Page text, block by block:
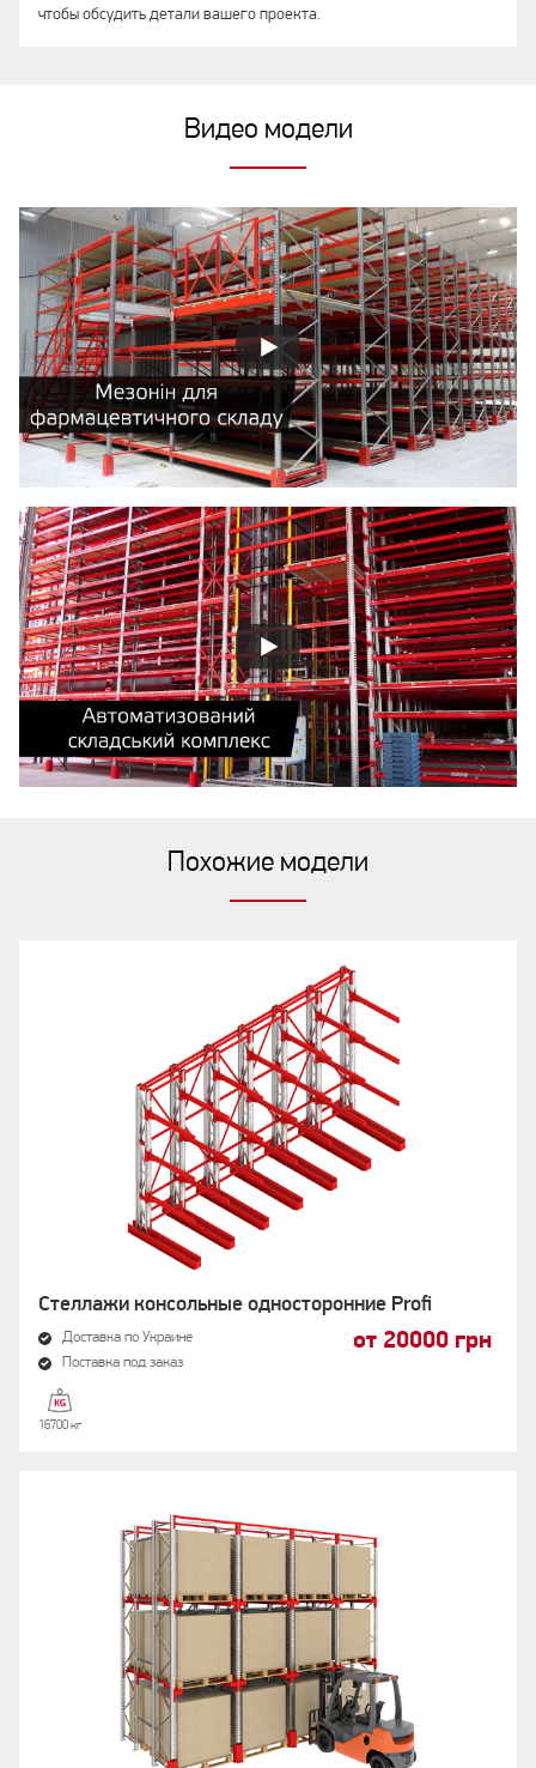
чтобы обсудить детали вашего проекта.
Видео модели
Похожие модели
Стеллажи консольные односторонние Profi
Доставка по Украине
Поставка под заказ
от 20000 грн
16700 кг